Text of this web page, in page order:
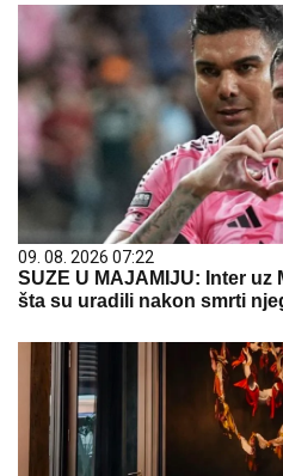
09. 08. 2026 07:22
SUZE U MAJAMIJU: Inter uz
šta su uradili nakon smrti